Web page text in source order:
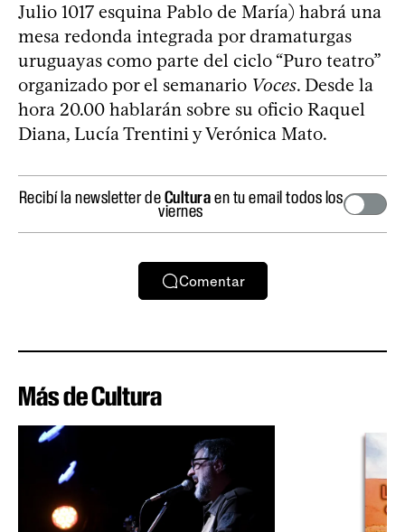
Julio 1017 esquina Pablo de María) habrá una
mesa redonda integrada por dramaturgas
uruguayas como parte del ciclo “Puro teatro”
organizado por el semanario Voces. Desde la
hora 20.00 hablarán sobre su oficio Raquel
Diana, Lucía Trentini y Verónica Mato.
Recibí la newsletter deCulturaen tu email todos los
viernes
Comentar
Más de Cultura